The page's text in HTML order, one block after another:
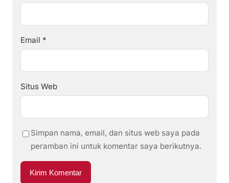
Email *
Situs Web
Simpan nama, email, dan situs web saya pada
peramban ini untuk komentar saya berikutnya.